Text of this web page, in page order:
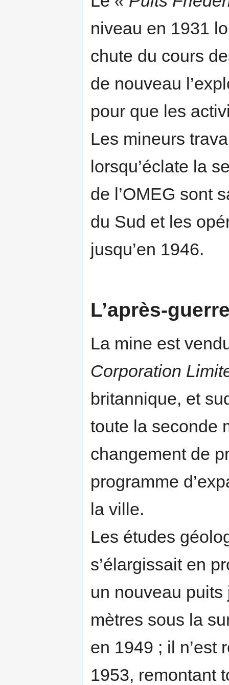
niveau en 1931
chute du cours
de nouveau
pour que les
Les mineurs
lorsqu’éclate la
de l’OMEG sont
du Sud et les
jusqu’en 1946.
L’après-
La mine est
Corporation
britannique, et
toute la seconde
changement de
programme
la ville.
Les études
s’élargissait en
un nouveau puits
mètres sous la
en 1949 ; il n’est
1953, remontant